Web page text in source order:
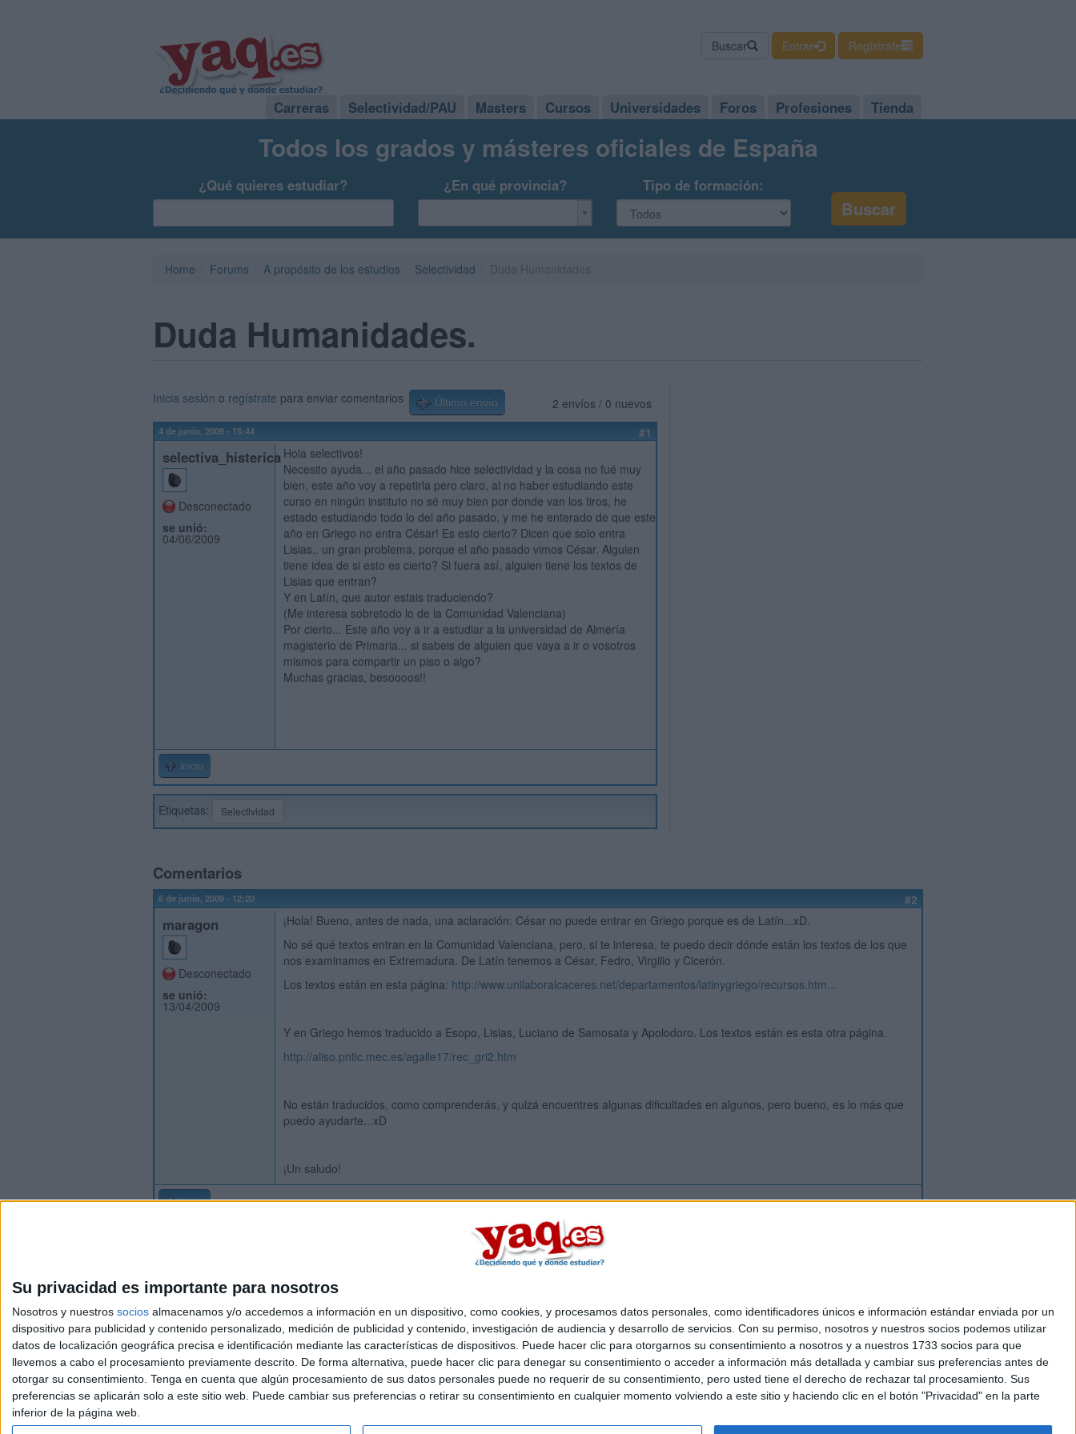
Su privacidad es importante para nosotros
Nosotros y nuestros socios almacenamos y/o accedemos a información en un dispositivo, como cookies, y procesamos datos personales, como identificadores únicos e información estándar enviada por un
dispositivo para publicidad y contenido personalizado, medición de publicidad y contenido, investigación de audiencia y desarrollo de servicios. Con su permiso, nosotros y nuestros socios podemos utilizar
datos de localización geográfica precisa e identificación mediante las características de dispositivos. Puede hacer clic para otorgarnos su consentimiento a nosotros y a nuestros 1733 socios para que
llevemos a cabo el procesamiento previamente descrito. De forma alternativa, puede hacer clic para denegar su consentimiento o acceder a información más detallada y cambiar sus preferencias antes de
otorgar su consentimiento. Tenga en cuenta que algún procesamiento de sus datos personales puede no requerir de su consentimiento, pero usted tiene el derecho de rechazar tal procesamiento. Sus
preferencias se aplicarán solo a este sitio web. Puede cambiar sus preferencias o retirar su consentimiento en cualquier momento volviendo a este sitio y haciendo clic en el botón "Privacidad" en la parte
inferior de la página web.
Buscar Entrar Regístrate
Carreras Selectividad/PAU Masters Cursos Universidades Foros Profesiones Tienda
Todos los grados y másteres oficiales de España
¿Qué quieres estudiar? ¿En qué provincia? Tipo de formación:
Home Forums A propósito de los estudios Selectividad
Duda Humanidades.
2 envíos / 0 nuevos
Inicia sesión o regístrate para enviar comentarios Último envío
4 de junio, 2009 - 15:44 #1
selectiva_histerica
Desconectado
se unió:
04/06/2009
Hola selectivos!
Necesito ayuda... el año pasado hice selectividad y la cosa no fué muy
bien, este año voy a repetirla pero claro, al no haber estudiando este
curso en ningún instituto no sé muy bien por donde van los tiros, he
estado estudiando todo lo del año pasado, y me he enterado de que este
año en Griego no entra César! Es esto cierto? Dicen que solo entra
Lisias.. un gran problema, porque el año pasado vimos César. Alguien
tiene idea de si esto es cierto? Si fuera así, alguien tiene los textos de
Lisias que entran?
Y en Latín, que autor estais traduciendo?
(Me interesa sobretodo lo de la Comunidad Valenciana)
Por cierto... Este año voy a ir a estudiar a la universidad de Almería
magisterio de Primaria... si sabeis de alguien que vaya a ir o vosotros
mismos para compartir un piso o algo?
Muchas gracias, besoooos!!
Inicio
Etiquetas: Selectividad
Comentarios
6 de junio, 2009 - 12:20 #2
maragon
Desconectado
se unió:
13/04/2009
¡Hola! Bueno, antes de nada, una aclaración: César no puede entrar en Griego porque es de Latín...xD.
No sé qué textos entran en la Comunidad Valenciana, pero, si te interesa, te puedo decir dónde están los textos de los que
nos examinamos en Extremadura. De Latín tenemos a César, Fedro, Virgilio y Cicerón.
Los textos están en esta página: http://www.unilaboralcaceres.net/departamentos/latinygriego/recursos.htm...
Y en Griego hemos traducido a Esopo, Lisias, Luciano de Samosata y Apolodoro. Los textos están es esta otra página.
http://aliso.pntic.mec.es/agalle17/rec_gri2.htm
No están traducidos, como comprenderás, y quizá encuentres algunas dificultades en algunos, pero bueno, es lo más que
puedo ayudarte...xD
¡Un saludo!
Inicio Inicia sesiónoregístratepara enviar comentarios
Quiénes somos|Contactar|Anúnciate
Aviso legal|Politica de privacidad|Condiciones generales|Política de cookies
© 2003-2026Compás Mediterráneo S.L.- Diego de León 47 - 28006 Madrid [ESPAÑA] - Tel. +34 91 593 2767